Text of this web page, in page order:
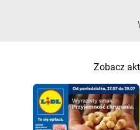
Zobacz